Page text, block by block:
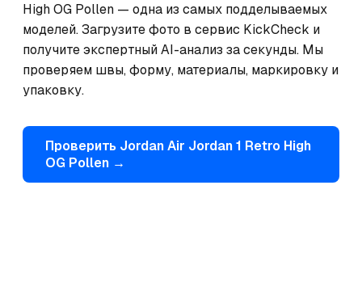
High OG Pollen — одна из самых подделываемых
моделей. Загрузите фото в сервис KickCheck и
получите экспертный AI-анализ за секунды. Мы
проверяем швы, форму, материалы, маркировку и
упаковку.
Проверить JordanAir Jordan 1 Retro High
OG Pollen →